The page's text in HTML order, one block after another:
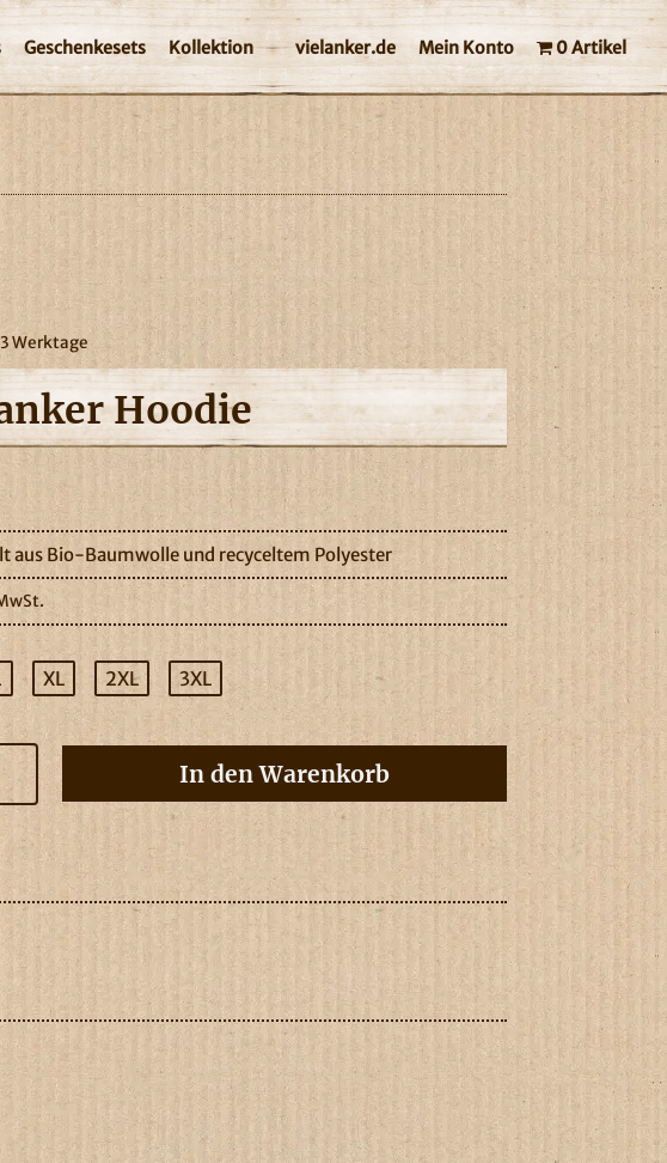
Geschenkesets Kollektion vielanker.de Mein Konto 0 Artikel
Werktage
Hoodie
aus Bio-Baumwolle und recyceltem Polyester
XL 2XL 3XL
In den Warenkorb